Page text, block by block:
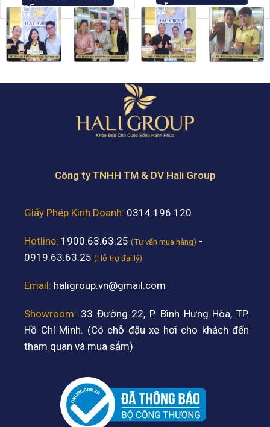
Công ty TNHH TM & DV Hali Group
Giấy Phép Kinh Doanh: 0314.196.120
Hotline: 1900.63.63.25 (Tư vấn mua hàng) -
0919.63.63.25 (Hỗ trợ đại lý)
Email: haligroup.vn@gmail.com
Showroom: 33 Đường 22, P. Bình Hưng Hòa, TP.
Hồ Chí Minh. (Có chỗ đậu xe hơi cho khách đến
tham quan và mua sắm)